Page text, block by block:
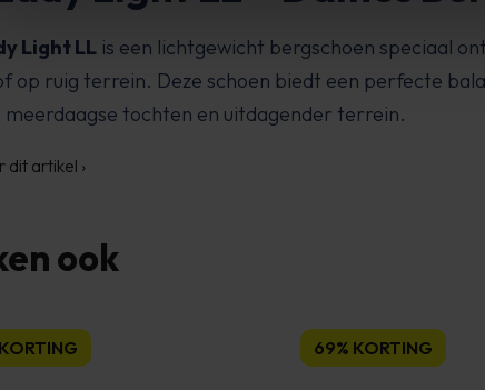
Light LL is een lichtgewicht bergschoen speciaal
op ruig terrein. Deze schoen biedt een perfecte
meerdaagse tochten en uitdagender terrein.
dit artikel ›
ook
69% KORTING